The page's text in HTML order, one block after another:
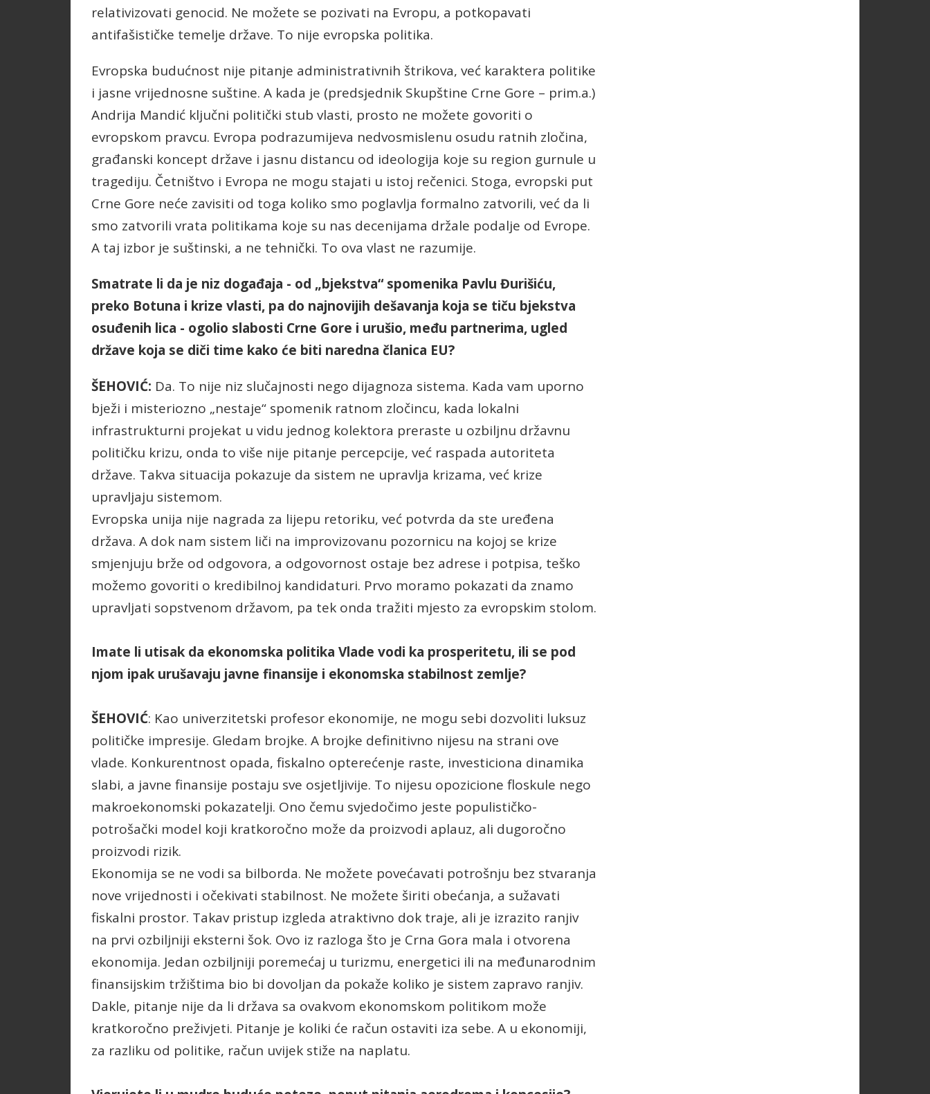
relativizovati genocid. Ne možete se pozivati na Evropu, a potkopavati
antifašističke temelje države. To nije evropska politika.
Evropska budućnost nije pitanje administrativnih štrikova, već karaktera politike
i jasne vrijednosne suštine. A kada je (predsjednik Skupštine Crne Gore – prim.a.)
Andrija Mandić ključni politički stub vlasti, prosto ne možete govoriti o
evropskom pravcu. Evropa podrazumijeva nedvosmislenu osudu ratnih zločina,
građanski koncept države i jasnu distancu od ideologija koje su region gurnule u
tragediju. Četništvo i Evropa ne mogu stajati u istoj rečenici. Stoga, evropski put
Crne Gore neće zavisiti od toga koliko smo poglavlja formalno zatvorili, već da li
smo zatvorili vrata politikama koje su nas decenijama držale podalje od Evrope.
A taj izbor je suštinski, a ne tehnički. To ova vlast ne razumije.
Smatrate li da je niz događaja - od „bjekstva“ spomenika Pavlu Đurišiću,
preko Botuna i krize vlasti, pa do najnovijih dešavanja koja se tiču bjekstva
osuđenih lica - ogolio slabosti Crne Gore i urušio, među partnerima, ugled
države koja se diči time kako će biti naredna članica EU?
ŠEHOVIĆ: Da. To nije niz slučajnosti nego dijagnoza sistema. Kada vam uporno
bježi i misteriozno „nestaje“ spomenik ratnom zločincu, kada lokalni
infrastrukturni projekat u vidu jednog kolektora preraste u ozbiljnu državnu
političku krizu, onda to više nije pitanje percepcije, već raspada autoriteta
države. Takva situacija pokazuje da sistem ne upravlja krizama, već krize
upravljaju sistemom.
Evropska unija nije nagrada za lijepu retoriku, već potvrda da ste uređena
država. A dok nam sistem liči na improvizovanu pozornicu na kojoj se krize
smjenjuju brže od odgovora, a odgovornost ostaje bez adrese i potpisa, teško
možemo govoriti o kredibilnoj kandidaturi. Prvo moramo pokazati da znamo
upravljati sopstvenom državom, pa tek onda tražiti mjesto za evropskim stolom.
Imate li utisak da ekonomska politika Vlade vodi ka prosperitetu, ili se pod
njom ipak urušavaju javne finansije i ekonomska stabilnost zemlje?
ŠEHOVIĆ: Kao univerzitetski profesor ekonomije, ne mogu sebi dozvoliti luksuz
političke impresije. Gledam brojke. A brojke definitivno nijesu na strani ove
vlade. Konkurentnost opada, fiskalno opterećenje raste, investiciona dinamika
slabi, a javne finansije postaju sve osjetljivije. To nijesu opozicione floskule nego
makroekonomski pokazatelji. Ono čemu svjedočimo jeste populističko-
potrošački model koji kratkoročno može da proizvodi aplauz, ali dugoročno
proizvodi rizik.
Ekonomija se ne vodi sa bilborda. Ne možete povećavati potrošnju bez stvaranja
nove vrijednosti i očekivati stabilnost. Ne možete širiti obećanja, a sužavati
fiskalni prostor. Takav pristup izgleda atraktivno dok traje, ali je izrazito ranjiv
na prvi ozbiljniji eksterni šok. Ovo iz razloga što je Crna Gora mala i otvorena
ekonomija. Jedan ozbiljniji poremećaj u turizmu, energetici ili na međunarodnim
finansijskim tržištima bio bi dovoljan da pokaže koliko je sistem zapravo ranjiv.
Dakle, pitanje nije da li država sa ovakvom ekonomskom politikom može
kratkoročno preživjeti. Pitanje je koliki će račun ostaviti iza sebe. A u ekonomiji,
za razliku od politike, račun uvijek stiže na naplatu.